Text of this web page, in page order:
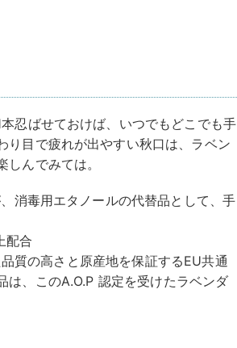
忍ばせておけば、いつでもどこでも手
り目で疲れが出やすい秋口は、ラベン
んでみては。
消毒用エタノールの代替品として、手
配合
質の高さと原産地を保証するEU共通
は、このA.O.P 認定を受けたラベンダ